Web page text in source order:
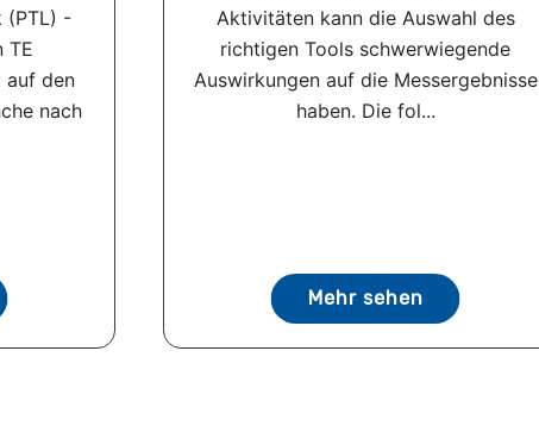
(PTL) -
TE
auf den
nach
Aktivitäten kann die Auswahl des
richtigen Tools schwerwiegende
Auswirkungen auf die Messergebnisse
haben. Die fol...
Mehr sehen